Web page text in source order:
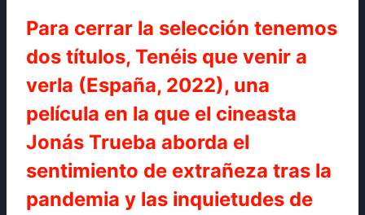
Para cerrar la selección tenemos
dos títulos, Tenéis que venir a
verla (España, 2022), una
película en la que el cineasta
Jonás Trueba aborda el
sentimiento de extrañeza tras la
pandemia y las inquietudes de